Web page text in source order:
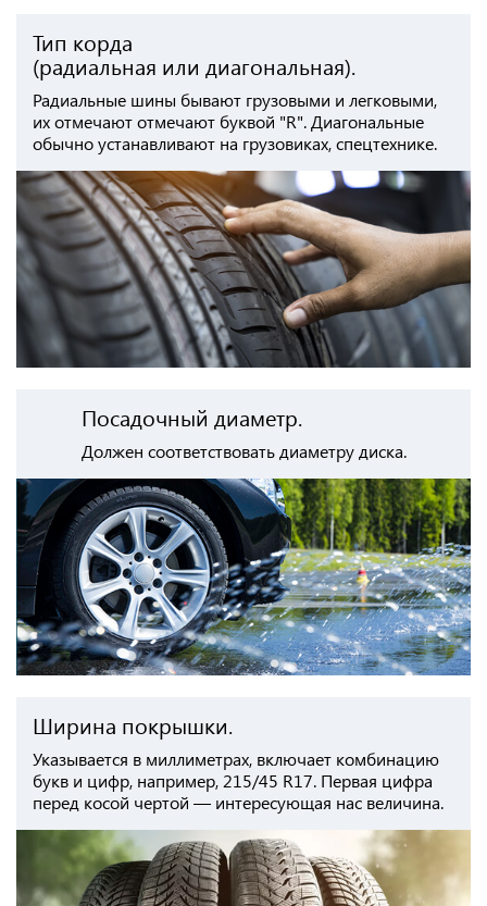
Тип корда
(радиальная или диагональная).
Радиальные шины бывают грузовыми и легковыми,
их отмечают отмечают буквой "R". Диагональные
обычно устанавливают на грузовиках, спецтехнике.
Посадочный диаметр.
Должен соответствовать диаметру диска.
Ширина покрышки.
Указывается в миллиметрах, включает комбинацию
букв и цифр, например, 215/45 R17. Первая цифра
перед косой чертой — интересующая нас величина.